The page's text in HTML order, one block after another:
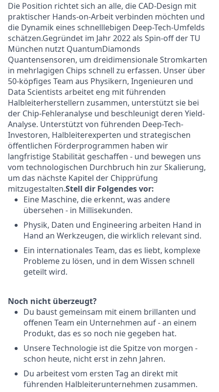
Die Position richtet sich an alle, die CAD-Design mit
praktischer Hands-on-Arbeit verbinden möchten und
die Dynamik eines schnelllebigen Deep-Tech-Umfelds
schätzen.Gegründet im Jahr 2022 als Spin-off der TU
München nutzt QuantumDiamonds
Quantensensoren, um dreidimensionale Stromkarten
in mehrlagigen Chips schnell zu erfassen. Unser über
50-köpfiges Team aus Physikern, Ingenieuren und
Data Scientists arbeitet eng mit führenden
Halbleiterherstellern zusammen, unterstützt sie bei
der Chip-Fehleranalyse und beschleunigt deren Yield-
Analyse. Unterstützt von führenden Deep-Tech-
Investoren, Halbleiterexperten und strategischen
öffentlichen Förderprogrammen haben wir
langfristige Stabilität geschaffen - und bewegen uns
vom technologischen Durchbruch hin zur Skalierung,
um das nächste Kapitel der Chipprüfung
mitzugestalten.Stell dir Folgendes vor:
Eine Maschine, die erkennt, was andere
übersehen - in Millisekunden.
Physik, Daten und Engineering arbeiten Hand in
Hand an Werkzeugen, die wirklich relevant sind.
Ein internationales Team, das es liebt, komplexe
Probleme zu lösen, und in dem Wissen schnell
geteilt wird.
Noch nicht überzeugt?
Du baust gemeinsam mit einem brillanten und
offenen Team ein Unternehmen auf - an einem
Produkt, das es so noch nie gegeben hat.
Unsere Technologie ist die Spitze von morgen -
schon heute, nicht erst in zehn Jahren.
Du arbeitest vom ersten Tag an direkt mit
führenden Halbleiterunternehmen zusammen.